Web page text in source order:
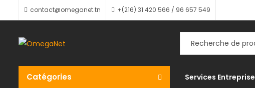
contact@omeganet.tn +(216) 31 420 566 / 96 657 549
Catégories Services Entreprise